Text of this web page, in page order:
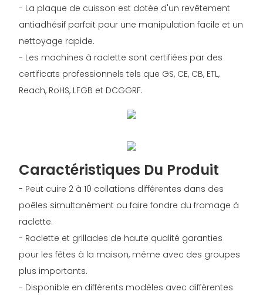
- La plaque de cuisson est dotée d'un revêtement
antiadhésif parfait pour une manipulation facile et un
nettoyage rapide.
- Les machines à raclette sont certifiées par des
certificats professionnels tels que GS, CE, CB, ETL,
Reach, RoHS, LFGB et DCGGRF.
Caractéristiques Du Produit
- Peut cuire 2 à 10 collations différentes dans des
poêles simultanément ou faire fondre du fromage à
raclette.
- Raclette et grillades de haute qualité garanties
pour les fêtes à la maison, même avec des groupes
plus importants.
- Disponible en différents modèles avec différentes